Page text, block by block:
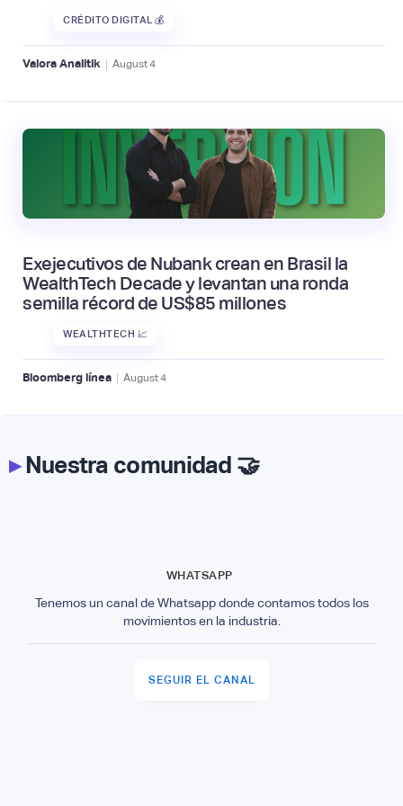
CRÉDITO DIGITAL 💰
Valora Analitik | August4
Exejecutivos de Nubank crean en Brasil la
WealthTech Decade y levantan una ronda
semilla récord de US$85 millones
WEALTHTECH 📈
Bloomberg línea | August4
▸Nuestra comunidad 🤝
WHATSAPP
Tenemos un canal de Whatsapp donde contamos todos los
movimientos en la industria.
SEGUIR EL CANAL